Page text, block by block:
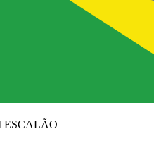
ESCALÃO